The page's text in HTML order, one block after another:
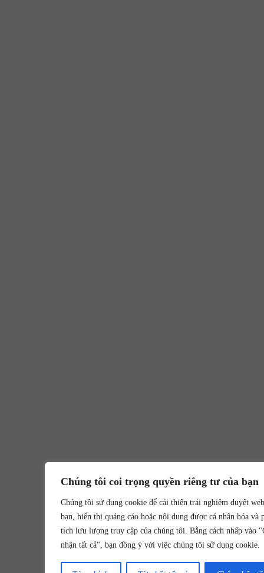
Chúng tôi coi trọng quyền riêng tư của bạn
Chúng tôi sử dụng cookie để cải thiện trải nghiệm duyệt
bạn, hiển thị quảng cáo hoặc nội dung được cá nhân hóa và
tích lưu lượng truy cập của chúng tôi. Bằng cách nhấp vào
nhận tất cả", bạn đồng ý với việc chúng tôi sử dụng cookie.